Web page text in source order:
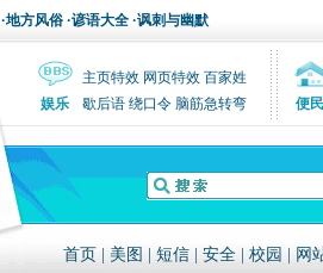
·地方风俗 ·谚语大全 ·讽刺与幽默
主页特效 网页特效 百家姓
娱乐
歇后语 绕口令 脑筋急转弯 便民
首页 美图 短信 安全 校园 网